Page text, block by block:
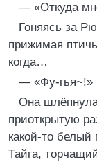
— «Откуда
Гоняясь за
прижимая
когда…
— «Фу-гья~!»
Она
приоткрытую
какой-то белый
Тайга,